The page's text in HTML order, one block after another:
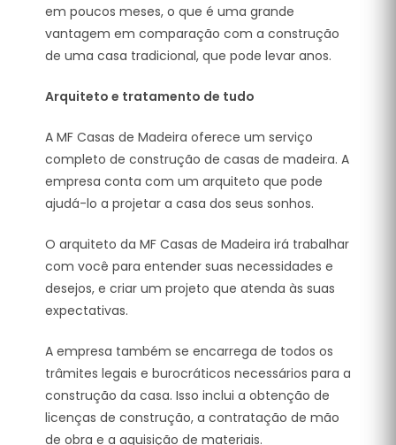
em poucos meses, o que é uma grande
vantagem em comparação com a construção
de uma casa tradicional, que pode levar anos.
Arquiteto e tratamento de tudo
A MF Casas de Madeira oferece um serviço
completo de construção de casas de madeira. A
empresa conta com um arquiteto que pode
ajudá-lo a projetar a casa dos seus sonhos.
O arquiteto da MF Casas de Madeira irá trabalhar
com você para entender suas necessidades e
desejos, e criar um projeto que atenda às suas
expectativas.
A empresa também se encarrega de todos os
trâmites legais e burocráticos necessários para a
construção da casa. Isso inclui a obtenção de
licenças de construção, a contratação de mão
de obra e a aquisição de materiais.